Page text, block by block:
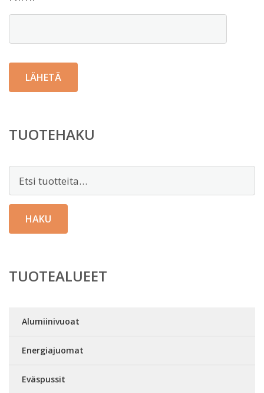
TUOTEHAKU
HAKU
TUOTEALUEET
Alumiinivuoat
Energiajuomat
Eväspussit